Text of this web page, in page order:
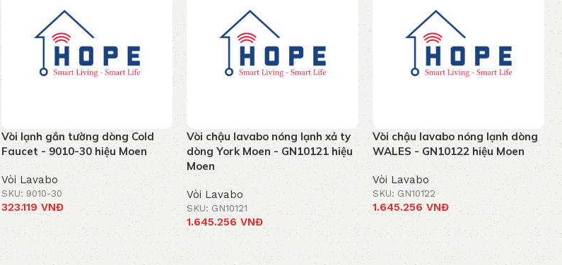
Vòi lạnh gắn tường dòng Cold
Faucet - 9010-30 hiệu Moen
Vòi Lavabo
SKU: 9010-30
323.119 VNĐ
Thêm vào giỏ hàng
Vòi chậu lavabo nóng lạnh xả ty
dòng York Moen - GN10121 hiệu
Moen
Vòi Lavabo
SKU: GN10121
1.645.256VNĐ
Thêm vào giỏ hàng
Vòi chậu lavabo nóng lạnh dòng
WALES - GN10122 hiệu Moen
Vòi Lavabo
SKU: GN10122
1.645.256VNĐ
Thêm vào giỏ hàng